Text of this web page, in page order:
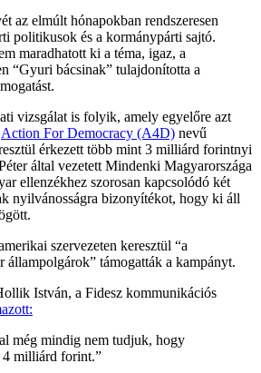
az elmúlt hónapokban rendszeresen
politikusok és a kormánypárti sajtó.
maradhatott ki a téma, igaz, a
“Gyuri bácsinak” tulajdonította a
vizsgálat is folyik, amely egyelőre azt
Action For Democracy (A4D) nevű
érkezett több mint 3 milliárd forintnyi
által vezetett Mindenki Magyarországa
ellenzékhez szorosan kapcsolódó két
nyilvánosságra bizonyítékot, hogy ki áll
szervezeten keresztül “a
állampolgárok” támogatták a kampányt.
István, a Fidesz kommunikációs
még mindig nem tudjuk, hogy
4 milliárd forint.”